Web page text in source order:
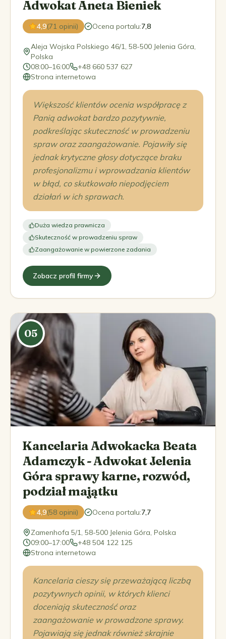
Adwokat Aneta Bieniek
4,9(71 opinii) Ocena portalu:7,8
Aleja Wojska Polskiego 46/1, 58-500 Jelenia Góra,
Polska
08:00–16:00
+48 660 537 627
Strona internetowa
Większość klientów ocenia współpracę z
Panią adwokat bardzo pozytywnie,
podkreślając skuteczność w prowadzeniu
spraw oraz zaangażowanie. Pojawiły się
jednak krytyczne głosy dotyczące braku
profesjonalizmu i wprowadzania klientów
w błąd, co skutkowało niepodjęciem
działań w ich sprawach.
Duża wiedza prawnicza
Skuteczność w prowadzeniu spraw
Zaangażowanie w powierzone zadania
Zobacz profil firmy
05
️Kancelaria Adwokacka Beata
Adamczyk - Adwokat Jelenia
Góra sprawy karne, rozwód,
podział majątku
4,9(58 opinii) Ocena portalu:7,7
Zamenhofa 5/1, 58-500 Jelenia Góra, Polska
09:00–17:00
+48 504 122 125
Strona internetowa
Kancelaria cieszy się przeważającą liczbą
pozytywnych opinii, w których klienci
doceniają skuteczność oraz
zaangażowanie w prowadzone sprawy.
Pojawiają się jednak również skrajnie